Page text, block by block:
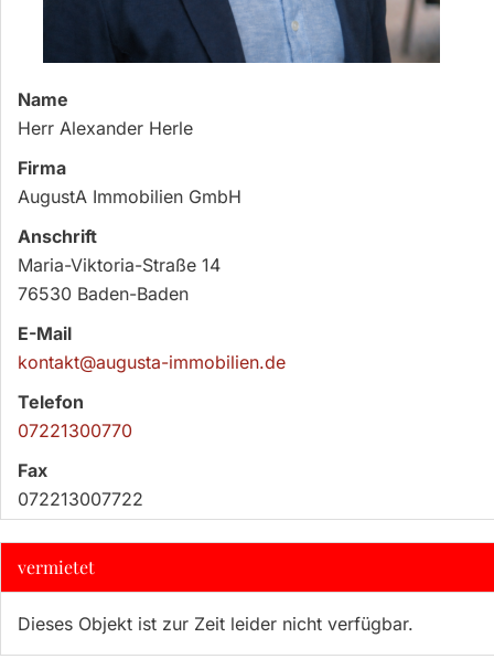
Name
Herr Alexander Herle
Firma
AugustA Immobilien GmbH
Anschrift
Maria-Viktoria-Straße 14
76530 Baden-Baden
E-Mail
kontakt@augusta-immobilien.de
Telefon
07221300770
Fax
072213007722
vermietet
Dieses Objekt ist zur Zeit leider nicht verfügbar.